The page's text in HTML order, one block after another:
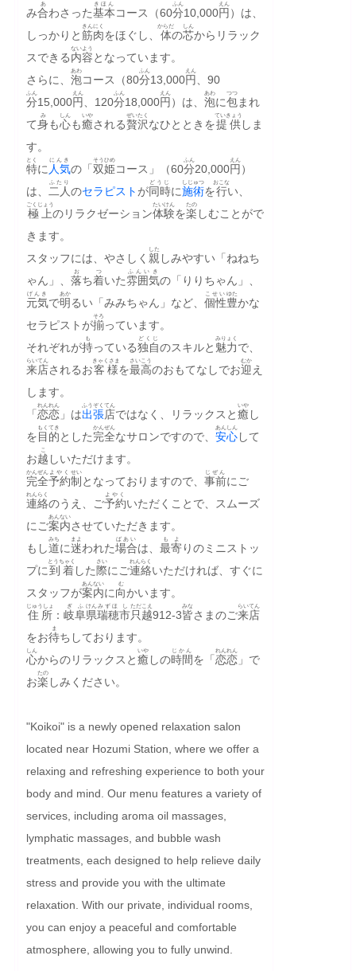
み合
あ
わさった基本
きほん
コース（60分
ふん
10,000円
えん
）は、
しっかりと筋肉
きんにく
をほぐし、 体
からだ
の芯
しん
からリラック
スできる内容
ないよう
となっています。
さらに、 泡
あわ
コース（80分
ふん
13,000円
えん
、90
分
ふん
15,000円
えん
、120分
ふん
18,000円
えん
）は、 泡
あわ
に包
つつ
まれ
て身
み
も心
しん
も癒
いや
される贅沢
ぜいたく
なひとときを提供
ていきょう
しま
す。
特
とく
に 人気
にんき
の「 双
そう
姫
ひめ
コース」（60分
ふん
20,000円
えん
）
は、
二人
ふたり
のセラピスト が同時
どうじ
に施術
しじゅつ
を行
おこな
い、
極上
ごくじょう
のリラクゼーション体験
たいけん
を楽
たの
しむことがで
きます。
スタッフには、やさしく 親
した
しみやすい「ねねち
ゃん」、 落
お
ち着
つ
いた雰囲気
ふんいき
の「りりちゃん」、
元気
げんき
で明
あか
るい「みみちゃん」など、 個性
こせい
豊
ゆた
かな
セラピストが揃
そろ
っています。
それぞれが持
も
っている独自
どくじ
のスキルと 魅力
みりょく
で、
来店
らいてん
されるお客様
きゃくさま
を最高
さいこう
のおもてなしでお迎
むか
え
します。
「 恋恋
れんれん
」は出張
ふうぞく
店
てん
ではなく、リラックスと癒
いや
し
を目的
もくてき
とした完全
かんぜん
なサロンですので、 安心
あんしん
して
お越
こ
しいただけます。
完全
かんぜん
予約
よやく
制
せい
となっておりますので、 事前
じぜん
にご
連絡
れんらく
のうえ、ご予約
よやく
いただくことで、スムーズ
にご案内
あんない
させていただきます。
もし道
みち
に迷
まよ
われた場合
ばあい
は、 最寄
もよ
りのミニストッ
プに到着
とうちゃく
した際
さい
にご連絡
れんらく
いただければ、すぐに
スタッフが案内
あんない
に向
む
かいます。
住所
じゅうしょ
： 岐阜
ぎふ
県
けん
瑞穂
みずほ
市
し
只越
ただこえ
912-3皆
みな
さまのご来店
らいてん
をお待
ま
ちしております。
心
しん
からのリラックスと癒
いや
しの時間
じかん
を「 恋恋
れんれん
」で
お楽
たの
しみください。
"Koikoi" is a newly opened relaxation salon
located near Hozumi Station, where we offer a
relaxing and refreshing experience to both your
body and mind. Our menu features a variety of
services, including aroma oil massages,
lymphatic massages, and bubble wash
treatments, each designed to help relieve daily
stress and provide you with the ultimate
relaxation. With our private, individual rooms,
you can enjoy a peaceful and comfortable
atmosphere, allowing you to fully unwind.